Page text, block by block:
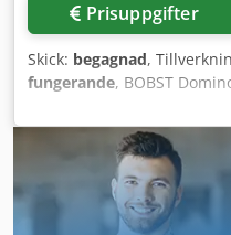
Prisuppgifter
Skick: begagnad,
fungerande, BOBST
salu! Årsmodell: 1997
limhuvuden Max bredd:
Min bredd: 126 mm Max